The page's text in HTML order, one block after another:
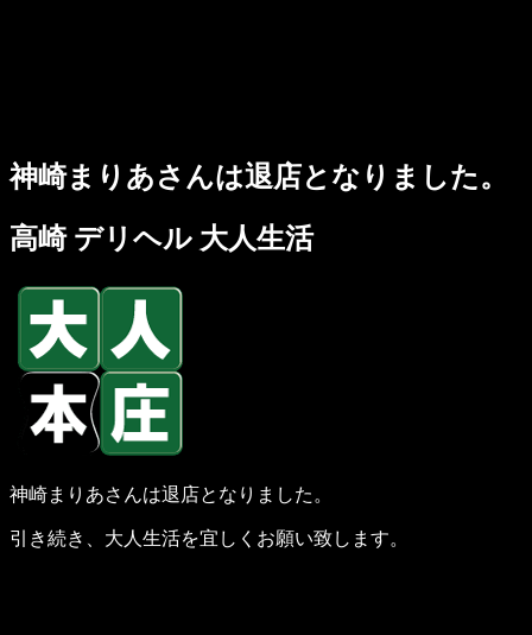
神崎まりあさんは退店となりました。
高崎 デリヘル 大人生活
神崎まりあさんは退店となりました。
引き続き、大人生活を宜しくお願い致します。